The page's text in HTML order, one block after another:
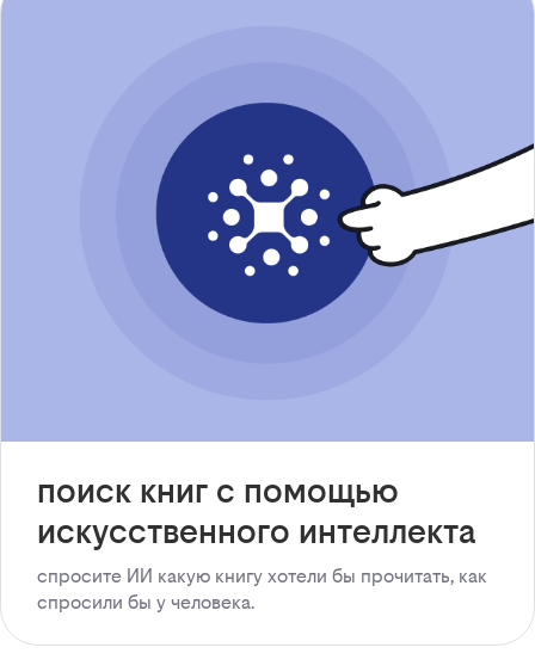
поиск книг с помощью
искусственного интеллекта
спросите ИИ какую книгу хотели бы прочитать, как
спросили бы у человека.